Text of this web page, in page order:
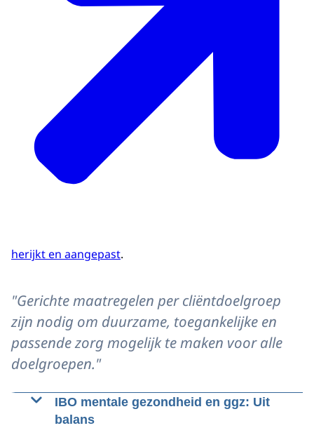
herijkt en aangepast.
"Gerichte maatregelen per cliëntdoelgroep
zijn nodig om duurzame, toegankelijke en
passende zorg mogelijk te maken voor alle
doelgroepen."
IBO mentale gezondheid en ggz: Uit
balans